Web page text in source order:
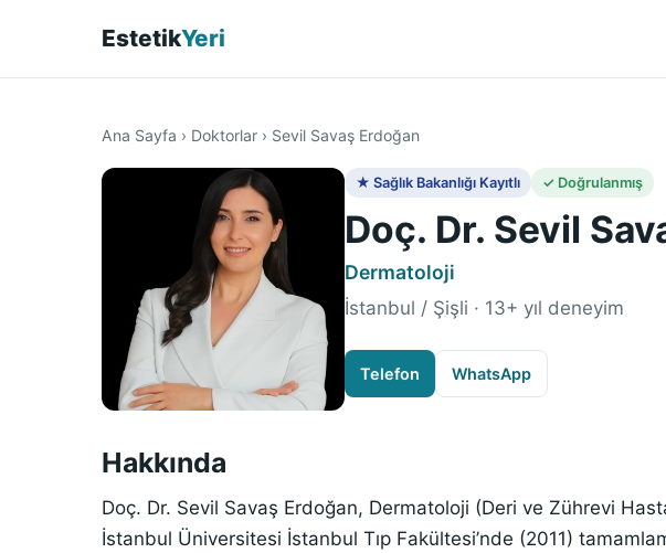
EstetikYeri
Ana Sayfa › Doktorlar › Sevil Savaş Erdoğan
★ Sağlık Bakanlığı Kayıtlı ✓ Doğrulanmış
Doç. Dr. Sevil
Dermatoloji
İstanbul / Şişli · 13+ yıl deneyim
Telefon WhatsApp
Hakkında
Doç. Dr. Sevil Savaş Erdoğan, Dermatoloji (Deri ve Zührevi
İstanbul Üniversitesi İstanbul Tıp Fakültesi’nde (2011)